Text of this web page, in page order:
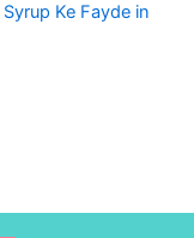
Syrup Ke Fayde in